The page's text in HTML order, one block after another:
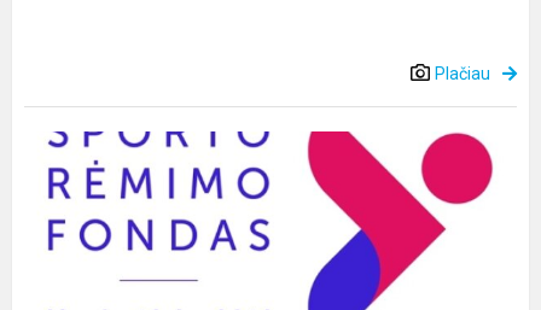
Plačiau
KVIEČIAME
ALYTAUS
RAJONO
JAUNIMĄ!